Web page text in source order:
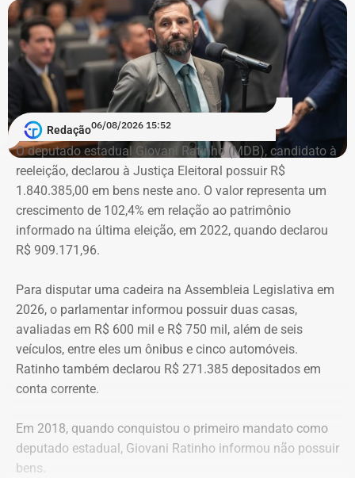
Redação06/08/2026 15:52
O deputado estadual Giovani Ratinho (MDB), candidato à
reeleição, declarou à Justiça Eleitoral possuir R$
1.840.385,00 em bens neste ano. O valor representa um
crescimento de 102,4% em relação ao patrimônio
informado na última eleição, em 2022, quando declarou
R$ 909.171,96.
Para disputar uma cadeira na Assembleia Legislativa em
2026, o parlamentar informou possuir duas casas,
avaliadas em R$ 600 mil e R$ 750 mil, além de seis
veículos, entre eles um ônibus e cinco automóveis.
Ratinho também declarou R$ 271.385 depositados em
conta corrente.
Em 2018, quando conquistou o primeiro mandato como
deputado estadual, Giovani Ratinho informou não possuir
bens.